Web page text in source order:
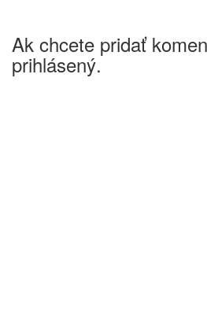
Ak chcete pridať
prihlásený.